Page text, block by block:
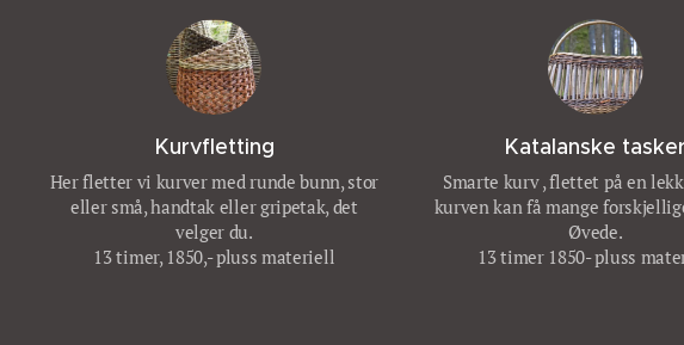
Kurvfletting
Her fletter vi kurver med runde bunn, stor
eller små, handtak eller gripetak, det
velger du.
13 timer, 1850,- pluss materiell
Katalanske
Smarte kurv , flettet på en
kurven kan få mange
Øvede.
13 timer 1850- pluss